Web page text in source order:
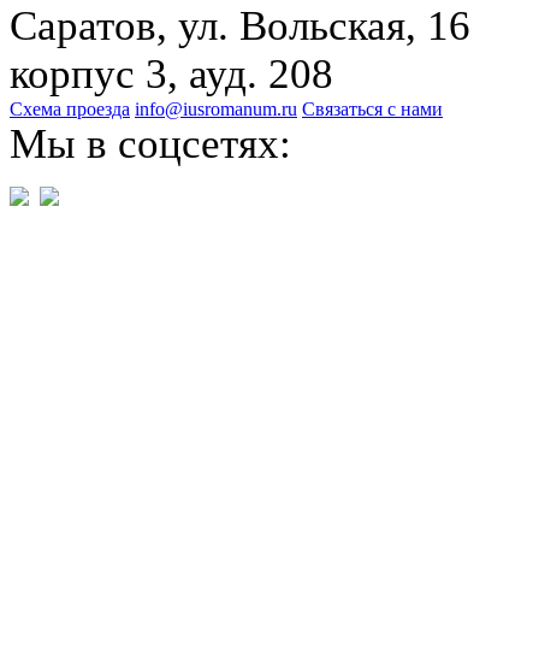
Саратов, ул. Вольская, 16
корпус 3, ауд. 208
Схема проезда info@iusromanum.ru Связаться с нами
Мы в соцсетях: